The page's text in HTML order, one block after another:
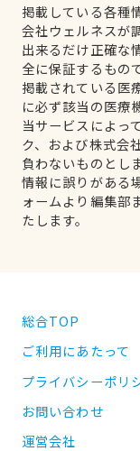
掲載している各種
会社ウェルネスが
出来るだけ正確な
全に保証するもの
掲載されている医
に必ず該当の医療
当サービスによっ
ク、および株式会
負わないものとしま
情報に誤りがある
ォームより編集部
たします。
総合TOP
ご利用にあたって
プライバシーポリ
お問い合わせ
運営会社